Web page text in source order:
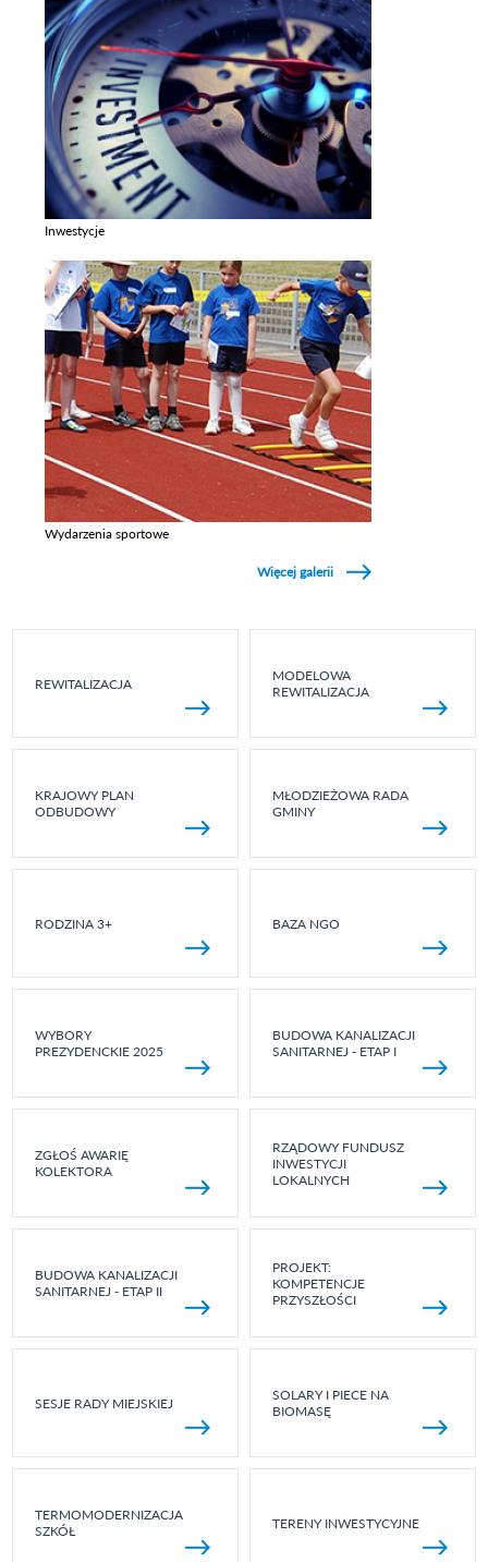
Inwestycje
Wydarzenia sportowe
Więcej galerii
REWITALIZACJA
MODELOWA
REWITALIZACJA
KRAJOWY PLAN
ODBUDOWY
MŁODZIEŻOWA RADA
GMINY
RODZINA 3+ BAZA NGO
WYBORY
PREZYDENCKIE 2025
BUDOWA KANALIZACJI
SANITARNEJ - ETAP I
ZGŁOŚ AWARIĘ
KOLEKTORA
RZĄDOWY FUNDUSZ
INWESTYCJI
LOKALNYCH
BUDOWA KANALIZACJI
SANITARNEJ - ETAP II
PROJEKT:
KOMPETENCJE
PRZYSZŁOŚCI
SESJE RADY MIEJSKIEJ
SOLARY I PIECE NA
BIOMASĘ
TERMOMODERNIZACJA
SZKÓŁ
TERENY INWESTYCYJNE